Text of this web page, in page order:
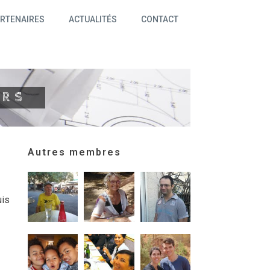
ACTUALITÉS CONTACT
Autres membres